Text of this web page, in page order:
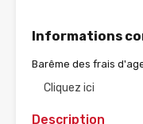
Informations
Barême des frais
Cliquez ici
Description